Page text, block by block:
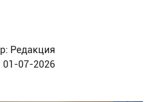
Редакция
01-07-2026